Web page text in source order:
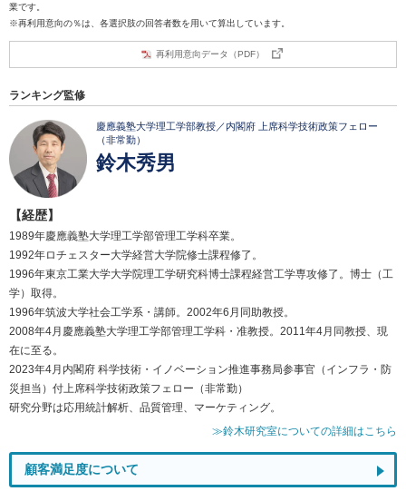
業です。
※再利用意向の％は、各選択肢の回答者数を用いて算出しています。
再利用意向データ（PDF）
ランキング監修
慶應義塾大学理工学部教授／内閣府 上席科学技術政策フェロー
（非常勤）
鈴木秀男
【経歴】
1989年慶應義塾大学理工学部管理工学科卒業。
1992年ロチェスター大学経営大学院修士課程修了。
1996年東京工業大学大学院理工学研究科博士課程経営工学専攻修了。博士（工
学）取得。
1996年筑波大学社会工学系・講師。2002年6月同助教授。
2008年4月慶應義塾大学理工学部管理工学科・准教授。2011年4月同教授、現
在に至る。
2023年4月内閣府 科学技術・イノベーション推進事務局参事官（インフラ・防
災担当）付上席科学技術政策フェロー（非常勤）
研究分野は応用統計解析、品質管理、マーケティング。
≫鈴木研究室についての詳細はこちら
顧客満足度について